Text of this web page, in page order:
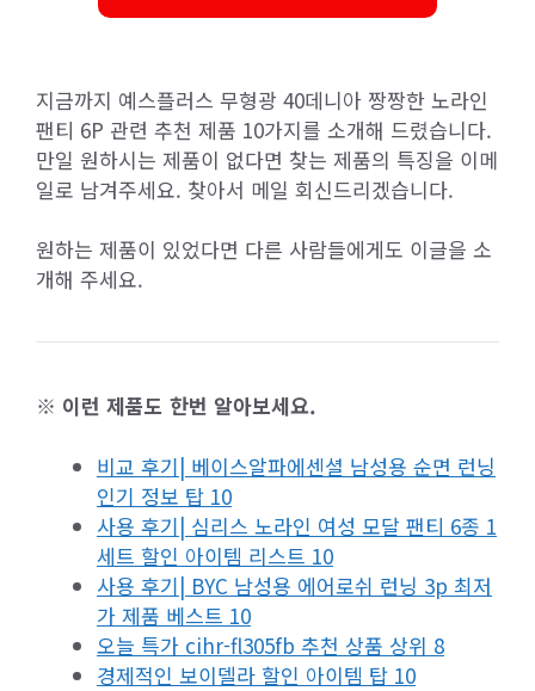
지금까지 예스플러스 무형광 40데니아 짱짱한 노라인
팬티 6P 관련 추천 제품 10가지를 소개해 드렸습니다.
만일 원하시는 제품이 없다면 찾는 제품의 특징을 이메
일로 남겨주세요. 찾아서 메일 회신드리겠습니다.
원하는 제품이 있었다면 다른 사람들에게도 이글을 소
개해 주세요.
※ 이런 제품도 한번 알아보세요.
비교 후기| 베이스알파에센셜 남성용 순면 런닝
인기 정보 탑 10
사용 후기| 심리스 노라인 여성 모달 팬티 6종 1
세트 할인 아이템 리스트 10
사용 후기| BYC 남성용 에어로쉬 런닝 3p 최저
가 제품 베스트 10
오늘 특가 cihr-fl305fb 추천 상품 상위 8
경제적인 보이델라 할인 아이템 탑 10